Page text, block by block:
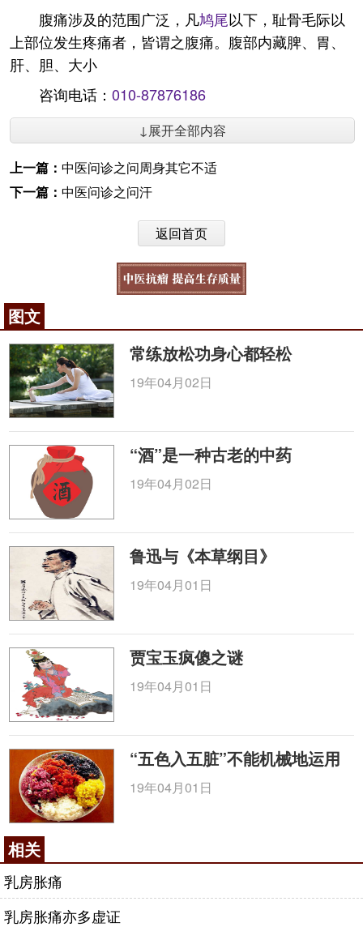
腹痛涉及的范围广泛，凡鸠尾以下，耻骨毛际以
上部位发生疼痛者，皆谓之腹痛。腹部内藏脾、胃、
肝、胆、大小
咨询电话： 010-87876186
↓展开全部内容
上一篇： 中医问诊之问周身其它不适
下一篇： 中医问诊之问汗
返回首页
图文
常练放松功身心都轻松
19年04月02日
“酒”是一种古老的中药
19年04月02日
鲁迅与《本草纲目》
19年04月01日
贾宝玉疯傻之谜
19年04月01日
“五色入五脏”不能机械地运用
19年04月01日
相关
乳房胀痛
乳房胀痛亦多虚证